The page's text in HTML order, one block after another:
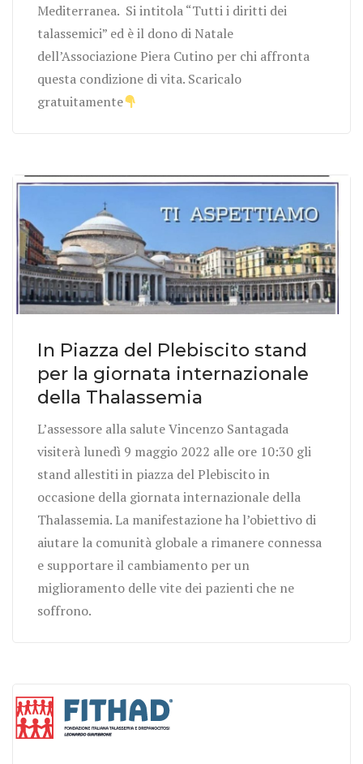
Mediterranea. Si intitola “Tutti i diritti dei
talassemici” ed è il dono di Natale
dell’Associazione Piera Cutino per chi affronta
questa condizione di vita. Scaricalo
gratuitamente
In Piazza del Plebiscito stand
per la giornata internazionale
della Thalassemia
L’assessore alla salute Vincenzo Santagada
visiterà lunedì 9 maggio 2022 alle ore 10:30 gli
stand allestiti in piazza del Plebiscito in
occasione della giornata internazionale della
Thalassemia. La manifestazione ha l’obiettivo di
aiutare la comunità globale a rimanere connessa
e supportare il cambiamento per un
miglioramento delle vite dei pazienti che ne
soffrono.